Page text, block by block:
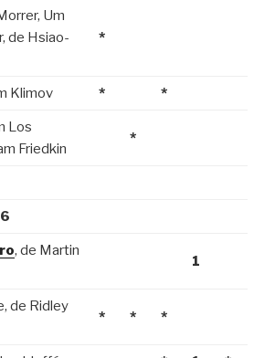
Um
de Hsiao-
*
Klimov * *
Los
Friedkin
*
, de Martin
1
de Ridley
* * *